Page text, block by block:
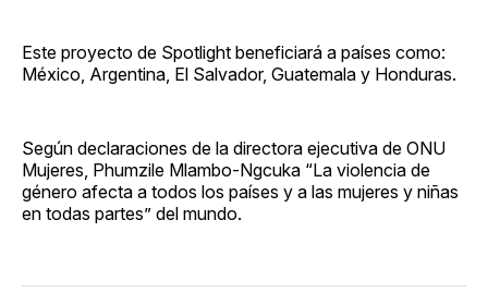
Este proyecto de Spotlight beneficiará a países como:
México, Argentina, El Salvador, Guatemala y Honduras.
Según declaraciones de la directora ejecutiva de ONU
Mujeres, Phumzile Mlambo-Ngcuka “La violencia de
género afecta a todos los países y a las mujeres y niñas
en todas partes” del mundo.